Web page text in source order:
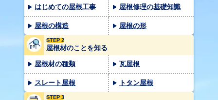
はじめての屋根工事 屋根修理の基礎知識
屋根の構造 屋根の形
STEP 2
屋根材のことを知る
屋根材の種類 瓦屋根
スレート屋根 トタン屋根
STEP 3